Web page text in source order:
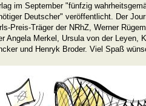
im September "fünfzig
Deutscher" veröffentlicht. Der
Preis-Träger der NRhZ, Werner
Angela Merkel, Ursula von der Leyen,
und Henryk Broder. Viel Spaß